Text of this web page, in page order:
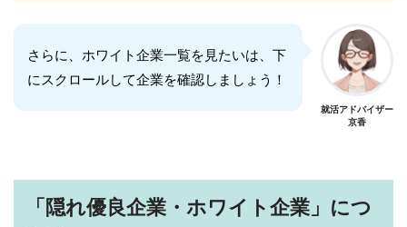
さらに、ホワイト企業一覧を見たいは、下
にスクロールして企業を確認しましょう！
就活アドバイザー
京香
「隠れ優良企業・ホワイト企業」につ